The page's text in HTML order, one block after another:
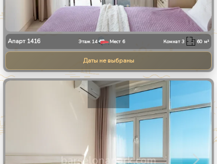
Апарт 1416 Этаж 14 Мест 6 Комнат3 60 м²
Даты не выбраны